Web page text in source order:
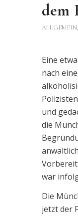
dem
ALLGEMEIN,
Eine
nach
und
die
war
Die
jetzt der